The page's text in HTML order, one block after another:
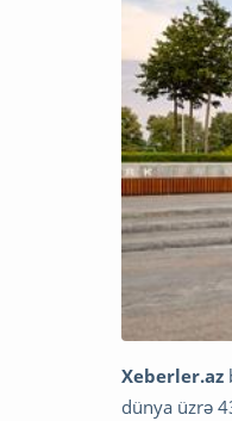
Xeberler.az
dünya üzrə